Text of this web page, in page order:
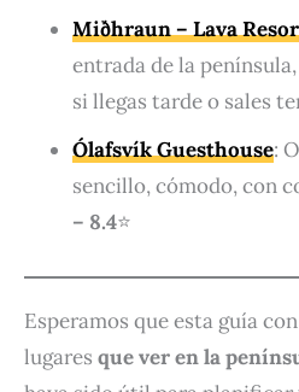
Miðhraun – Lava
entrada de la
si llegas tarde o sales
Ólafsvík Guesthouse:
sencillo, cómodo, con
– 8.4⭐
Esperamos que esta guía
lugares que ver en la